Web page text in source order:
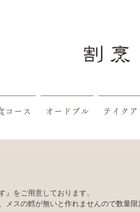
コース オードブル テイクア
』をご用意しております。
メスの鱈が無いと作れませんので数量限